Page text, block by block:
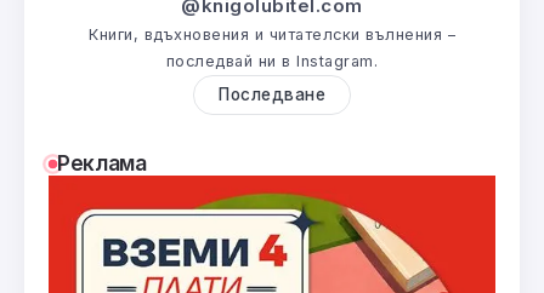
@knigolubitel.com
Книги, вдъхновения и читателски вълнения –
последвай ни в Instagram.
Последване
Реклама